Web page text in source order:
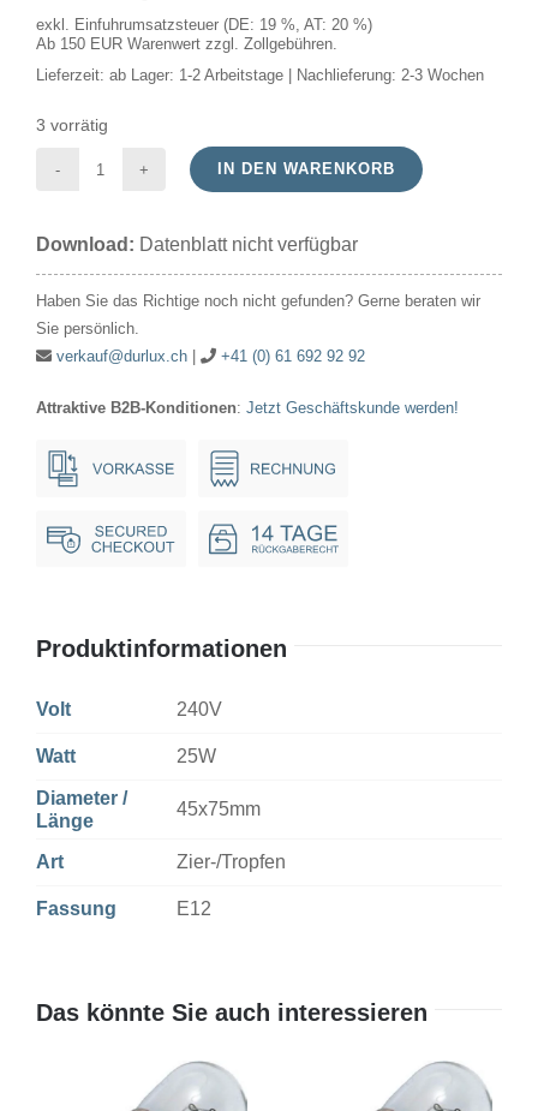
exkl. Einfuhrumsatzsteuer (DE: 19 %, AT: 20 %)
Ab 150 EUR Warenwert zzgl. Zollgebühren.
Lieferzeit: ab Lager: 1-2 Arbeitstage | Nachlieferung: 2-3 Wochen
3 vorrätig
Zier-/Tropfen
25W
E12
klar
IN DEN WARENKORB
Download: Datenblatt nicht verfügbar
Haben Sie das Richtige noch nicht gefunden? Gerne beraten wir
Sie persönlich.
verkauf@durlux.ch| +41 (0) 61 692 92 92
Attraktive B2B-Konditionen: Jetzt Geschäftskunde werden!
Produktinformationen
Volt 240V
Watt 25W
Diameter /
Länge
45x75mm
Art Zier-/Tropfen
Fassung E12
Das könnte Sie auch interessieren